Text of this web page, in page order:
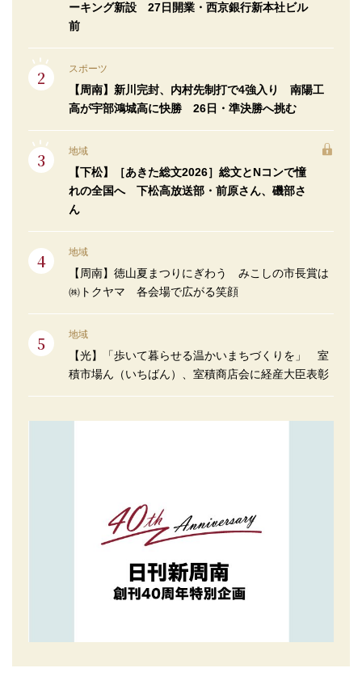
ーキング新設 27日開業・西京銀行新本社ビル
前
スポーツ
【周南】新川完封、内村先制打で4強入り 南陽工
高が宇部鴻城高に快勝 26日・準決勝へ挑む
地域
【下松】［あきた総文2026］総文とNコンで憧
れの全国へ 下松高放送部・前原さん、磯部さ
ん
地域
【周南】徳山夏まつりにぎわう みこしの市長賞は
㈱トクヤマ 各会場で広がる笑顔
地域
【光】「歩いて暮らせる温かいまちづくりを」 室
積市場ん（いちばん）、室積商店会に経産大臣表彰